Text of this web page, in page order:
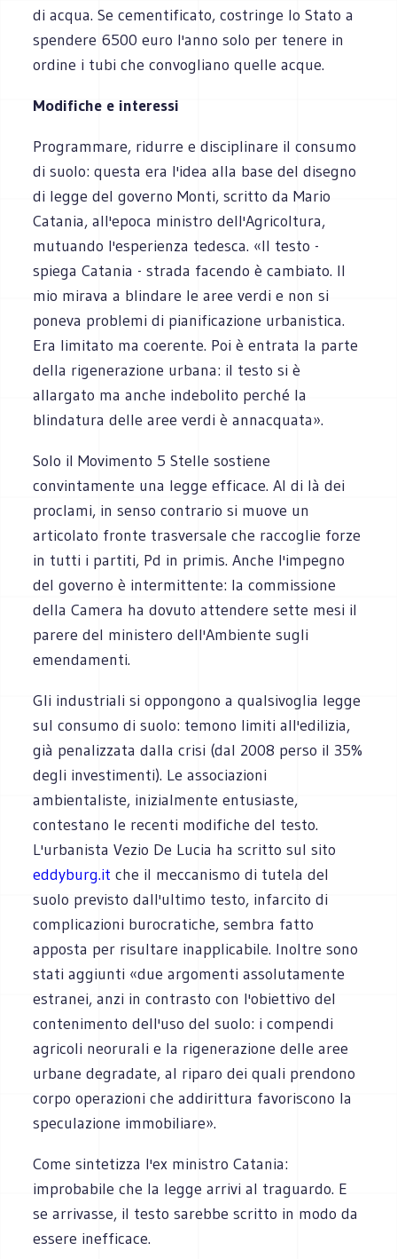
di acqua. Se cementificato, costringe lo Stato a
spendere 6500 euro l'anno solo per tenere in
ordine i tubi che convogliano quelle acque.
Modifiche e interessi
Programmare, ridurre e disciplinare il consumo
di suolo: questa era l'idea alla base del disegno
di legge del governo Monti, scritto da Mario
Catania, all'epoca ministro dell'Agricoltura,
mutuando l'esperienza tedesca. «Il testo -
spiega Catania - strada facendo è cambiato. Il
mio mirava a blindare le aree verdi e non si
poneva problemi di pianificazione urbanistica.
Era limitato ma coerente. Poi è entrata la parte
della rigenerazione urbana: il testo si è
allargato ma anche indebolito perché la
blindatura delle aree verdi è annacquata».
Solo il Movimento 5 Stelle sostiene
convintamente una legge efficace. Al di là dei
proclami, in senso contrario si muove un
articolato fronte trasversale che raccoglie forze
in tutti i partiti, Pd in primis. Anche l'impegno
del governo è intermittente: la commissione
della Camera ha dovuto attendere sette mesi il
parere del ministero dell'Ambiente sugli
emendamenti.
Gli industriali si oppongono a qualsivoglia legge
sul consumo di suolo: temono limiti all'edilizia,
già penalizzata dalla crisi (dal 2008 perso il 35%
degli investimenti). Le associazioni
ambientaliste, inizialmente entusiaste,
contestano le recenti modifiche del testo.
L'urbanista Vezio De Lucia ha scritto sul sito
eddyburg.it che il meccanismo di tutela del
suolo previsto dall'ultimo testo, infarcito di
complicazioni burocratiche, sembra fatto
apposta per risultare inapplicabile. Inoltre sono
stati aggiunti «due argomenti assolutamente
estranei, anzi in contrasto con l'obiettivo del
contenimento dell'uso del suolo: i compendi
agricoli neorurali e la rigenerazione delle aree
urbane degradate, al riparo dei quali prendono
corpo operazioni che addirittura favoriscono la
speculazione immobiliare».
Come sintetizza l'ex ministro Catania:
improbabile che la legge arrivi al traguardo. E
se arrivasse, il testo sarebbe scritto in modo da
essere inefficace.